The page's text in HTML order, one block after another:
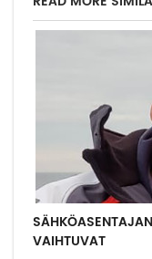
VAIHTUVAT